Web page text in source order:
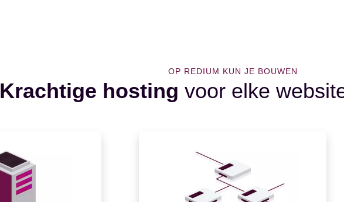
OP REDIUM KUN JE BOUWEN
Krachtige hosting voor elke